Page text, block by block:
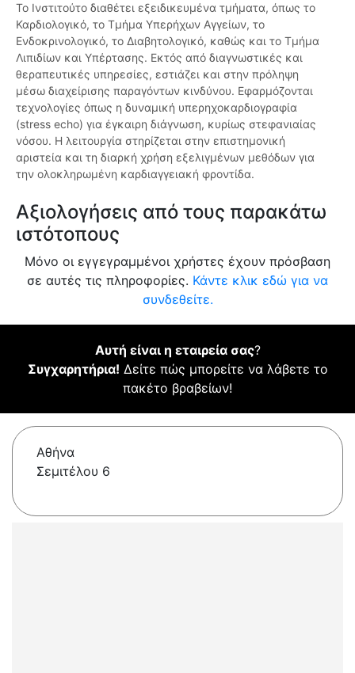
Το Ινστιτούτο διαθέτει εξειδικευμένα τμήματα, όπως το
Καρδιολογικό, το Τμήμα Υπερήχων Αγγείων, το
Ενδοκρινολογικό, το Διαβητολογικό, καθώς και το Τμήμα
Λιπιδίων και Υπέρτασης. Εκτός από διαγνωστικές και
θεραπευτικές υπηρεσίες, εστιάζει και στην πρόληψη
μέσω διαχείρισης παραγόντων κινδύνου. Εφαρμόζονται
τεχνολογίες όπως η δυναμική υπερηχοκαρδιογραφία
(stress echo) για έγκαιρη διάγνωση, κυρίως στεφανιαίας
νόσου. Η λειτουργία στηρίζεται στην επιστημονική
αριστεία και τη διαρκή χρήση εξελιγμένων μεθόδων για
την ολοκληρωμένη καρδιαγγειακή φροντίδα.
Αξιολογήσεις από τους παρακάτω
ιστότοπους
Μόνο οι εγγεγραμμένοι χρήστες έχουν πρόσβαση
σε αυτές τις πληροφορίες. Κάντε κλικ εδώ για να
συνδεθείτε.
Αυτή είναι η εταιρεία σας?
Συγχαρητήρια! Δείτε πώς μπορείτε να λάβετε το
πακέτο βραβείων!
Αθήνα
Σεμιτέλου 6